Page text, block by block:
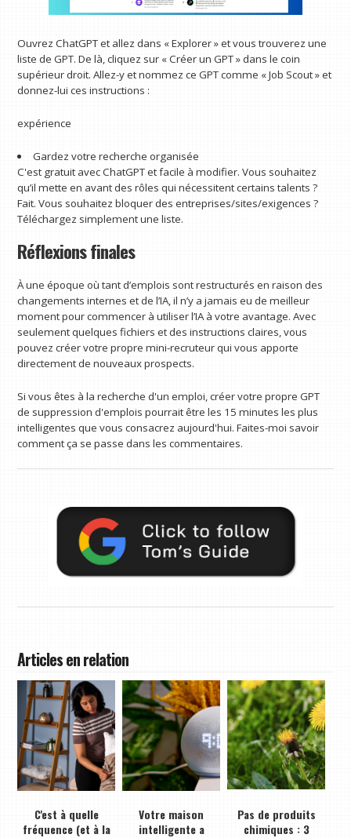
Ouvrez ChatGPT et allez dans « Explorer » et vous trouverez une
liste de GPT. De là, cliquez sur « Créer un GPT » dans le coin
supérieur droit. Allez-y et nommez ce GPT comme « Job Scout » et
donnez-lui ces instructions :
expérience
Gardez votre recherche organisée
C'est gratuit avec ChatGPT et facile à modifier. Vous souhaitez
qu’il mette en avant des rôles qui nécessitent certains talents ?
Fait. Vous souhaitez bloquer des entreprises/sites/exigences ?
Téléchargez simplement une liste.
Réflexions finales
À une époque où tant d’emplois sont restructurés en raison des
changements internes et de l’IA, il n’y a jamais eu de meilleur
moment pour commencer à utiliser l’IA à votre avantage. Avec
seulement quelques fichiers et des instructions claires, vous
pouvez créer votre propre mini-recruteur qui vous apporte
directement de nouveaux prospects.
Si vous êtes à la recherche d'un emploi, créer votre propre GPT
de suppression d'emplois pourrait être les 15 minutes les plus
intelligentes que vous consacrez aujourd'hui. Faites-moi savoir
comment ça se passe dans les commentaires.
Articles en relation
C'est à quelle
fréquence (et à la
Votre maison
intelligente a
Pas de produits
chimiques : 3